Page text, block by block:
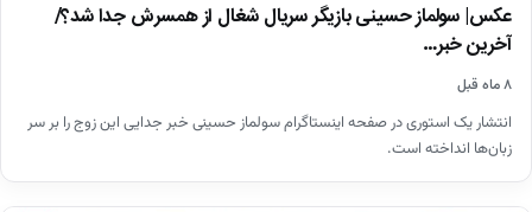
عکس| سولماز حسینی بازیگر سریال شغال از همسرش جدا شد؟/
آخرین خبر…
۸ ماه قبل
انتشار یک استوری در صفحه اینستاگرام سولماز حسینی خبر جدایی این زوج را بر سر
زبان‌ها انداخته است.